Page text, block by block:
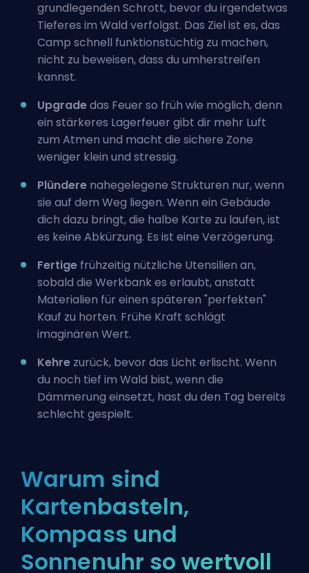
grundlegenden Schrott, bevor du irgendetwas
Tieferes im Wald verfolgst. Das Ziel ist es, das
Camp schnell funktionstüchtig zu machen,
nicht zu beweisen, dass du umherstreifen
kannst.
Upgradedas Feuer so früh wie möglich, denn
ein stärkeres Lagerfeuer gibt dir mehr Luft
zum Atmen und macht die sichere Zone
weniger klein und stressig.
Plündere nahegelegene Strukturen nur, wenn
sie auf dem Weg liegen. Wenn ein Gebäude
dich dazu bringt, die halbe Karte zu laufen, ist
es keine Abkürzung. Es ist eine Verzögerung.
Fertige frühzeitig nützliche Utensilien an,
sobald die Werkbank es erlaubt, anstatt
Materialien für einen späteren "perfekten"
Kauf zu horten. Frühe Kraft schlägt
imaginären Wert.
Kehre zurück, bevor das Licht erlischt. Wenn
du noch tief im Wald bist, wenn die
Dämmerung einsetzt, hast du den Tag bereits
schlecht gespielt.
Warum sind
Kartenbasteln,
Kompass und
Sonnenuhr so wertvoll